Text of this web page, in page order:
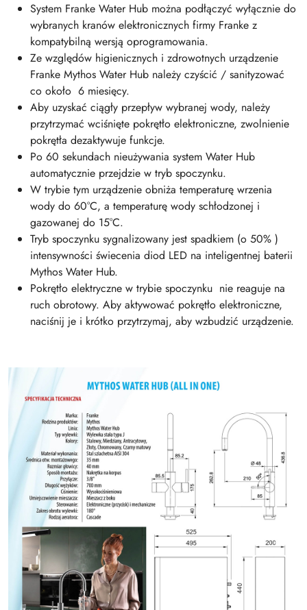
System Franke Water Hub można podłączyć wyłącznie do
wybranych kranów elektronicznych firmy Franke z
kompatybilną wersją oprogramowania.
Ze względów higienicznych i zdrowotnych urządzenie
Franke Mythos Water Hub należy czyścić / sanityzować
co około 6 miesięcy.
Aby uzyskać ciągły przepływ wybranej wody, należy
przytrzymać wciśnięte pokrętło elektroniczne, zwolnienie
pokrętła dezaktywuje funkcje.
Po 60 sekundach nieużywania system Water Hub
automatycznie przejdzie w tryb spoczynku.
W trybie tym urządzenie obniża temperaturę wrzenia
wody do 60°C, a temperaturę wody schłodzonej i
gazowanej do 15°C.
Tryb spoczynku sygnalizowany jest spadkiem (o 50% )
intensywności świecenia diod LED na inteligentnej baterii
Mythos Water Hub.
Pokrętło elektryczne w trybie spoczynku nie reaguje na
ruch obrotowy. Aby aktywować pokrętło elektroniczne,
naciśnij je i krótko przytrzymaj, aby wzbudzić urządzenie.